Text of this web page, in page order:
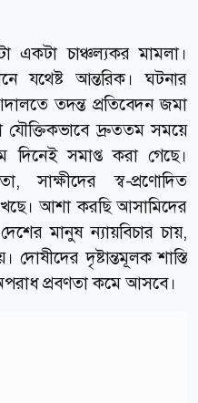
একটা চাঞ্চল্যকর মামলা।
যথেষ্ট আন্তরিক। ঘটনার
তদন্ত প্রতিবেদন জমা
যৌক্তিকভাবে দ্রুততম সময়ে
দিনেই সমাপ্ত করা গেছে।
সাক্ষীদের স্ব-প্রণোদিত
আশা করছি আসামিদের
মানুষ ন্যায়বিচার চায়,
দোষীদের দৃষ্টান্তমূলক শাস্তি
প্রবণতা কমে আসবে।